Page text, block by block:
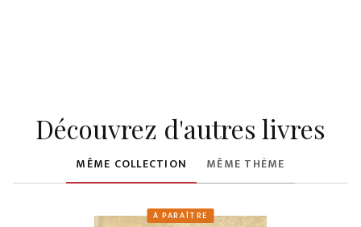
Découvrez d'autres livres
MÊME COLLECTION MÊME THÈME
À PARAÎTRE